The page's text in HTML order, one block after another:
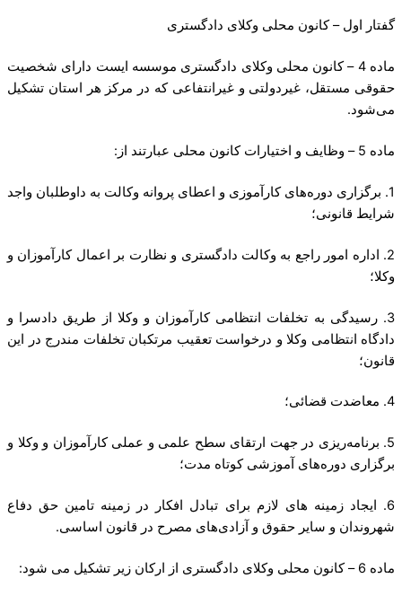
گفتار اول – کانون محلی وکلای دادگستری
ماده 4 – کانون محلی وکلای دادگستری موسسه ایست دارای شخصیت
حقوقی مستقل، غیردولتی و غیرانتفاعی که در مرکز هر استان تشکیل
می‌شود.
ماده 5 – وظایف و اختیارات کانون محلی عبارتند از:
1. برگزاری دوره‌های کارآموزی و اعطای پروانه وکالت به داوطلبان واجد
شرایط قانونی؛
2. اداره امور راجع به وکالت دادگستری و نظارت بر اعمال کارآموزان و
وکلا؛
3. رسیدگی به تخلفات انتظامی کارآموزان و وکلا از طریق دادسرا و
دادگاه انتظامی وکلا و درخواست تعقیب مرتکبان تخلفات مندرج در این
قانون؛
4. معاضدت قضائی؛
5. برنامه‌ریزی در جهت ارتقای سطح علمی و عملی کارآموزان و وکلا و
برگزاری دوره‌های آموزشی کوتاه مدت؛
6. ایجاد زمینه های لازم برای تبادل افکار در زمینه تامین حق دفاع
شهروندان و سایر حقوق و آزادی‌های مصرح در قانون اساسی.
ماده 6 – کانون محلی وکلای دادگستری از ارکان زیر تشکیل می شود: